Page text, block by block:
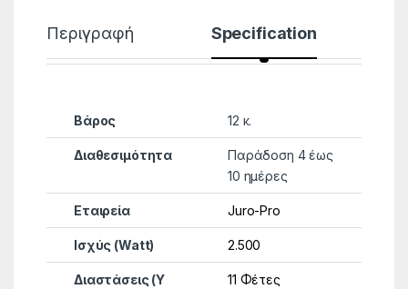
Περιγραφή Specification
Βάρος 12 κ.
Διαθεσιμότητα
Παράδοση 4 έως
10 ημέρες
Εταιρεία Juro-Pro
Ισχύς (Watt) 2.500
Διαστάσεις (Υ
11 Φέτες